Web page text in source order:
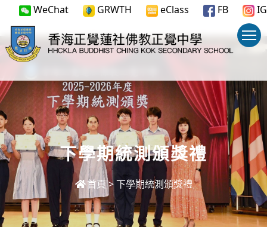
WeChat GRWTH eClass FB IG
下學期統測頒獎禮
首頁> 下學期統測頒獎禮